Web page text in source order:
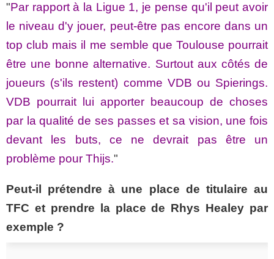
"Par rapport à la Ligue 1, je pense qu'il peut avoir
le niveau d'y jouer, peut-être pas encore dans un
top club mais il me semble que Toulouse pourrait
être une bonne alternative. Surtout aux côtés de
joueurs (s'ils restent) comme VDB ou Spierings.
VDB pourrait lui apporter beaucoup de choses
par la qualité de ses passes et sa vision, une fois
devant les buts, ce ne devrait pas être un
problème pour Thijs."
Peut-il prétendre à une place de titulaire au
TFC et prendre la place de Rhys Healey par
exemple ?